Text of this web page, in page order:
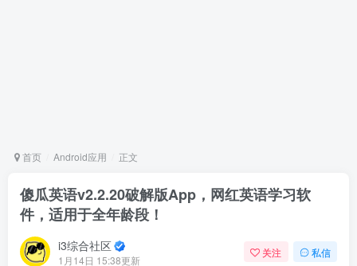
首页 Android应用 正文
傻瓜英语v2.2.20破解版App，网红英语学习软
件，适用于全年龄段！
i3综合社区
1月14日 15:38更新
关注 私信